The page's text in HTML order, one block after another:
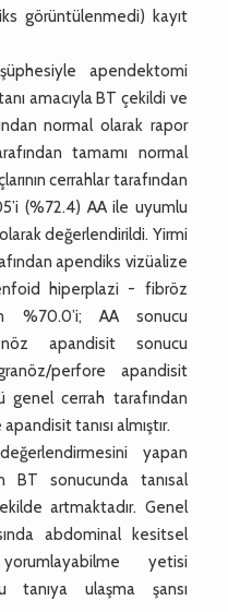
görüntülenmedi) kayıt
apendektomi
amacıyla BT çekildi ve
normal olarak rapor
tamamı normal
cerrahlar tarafından
(%72.4) AA ile uyumlu
değerlendirildi. Yirmi
apendiks vizüalize
hiperplazi - fibröz
%70.0’i; AA sonucu
apandisit sonucu
perfore apandisit
genel cerrah tarafından
tanısı almıştır.
yapan
BT sonucunda tanısal
artmaktadır. Genel
abdominal kesitsel
yetisi
tanıya ulaşma şansı